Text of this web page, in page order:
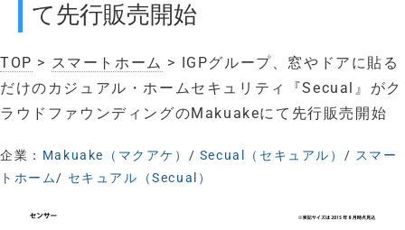
て先行販売開始
TOP > スマートホーム > IGPグループ、窓やドアに貼る
だけのカジュアル・ホームセキュリティ『Secual』がク
ラウドファウンディングのMakuakeにて先行販売開始
企業： Makuake（マクアケ） / Secual（セキュアル） / スマー
トホーム/ セキュアル（Secual）